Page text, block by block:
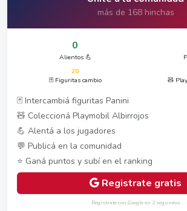
más de 168 hinchas
0
Alientos 💪
20
🃏 Figuritas cambio
🧸
🃏 Intercambiá figuritas Panini
🧸 Coleccioná Playmobil Albirrojos
💪 Alentá a los jugadores
💬 Publicá en la comunidad
⭐ Ganá puntos y subí en el ranking
Registrate gratis
Registrate con Google en 2 segundos